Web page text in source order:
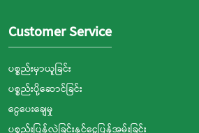
Customer Service
ပစ္စည်းမှာယူခြင်း
ပစ္စည်းပို့ဆောင်ခြင်း
ငွေပေးချေမှု
ပစ္စည်းပြန်လဲခြင်းနှင့်ငွေပြန်အမ်းခြင်း